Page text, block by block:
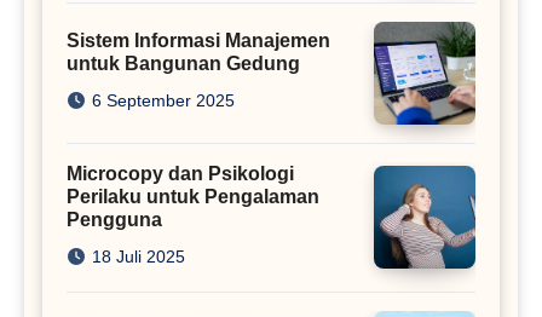
Sistem Informasi Manajemen
untuk Bangunan Gedung
6 September 2025
Microcopy dan Psikologi
Perilaku untuk Pengalaman
Pengguna
18 Juli 2025